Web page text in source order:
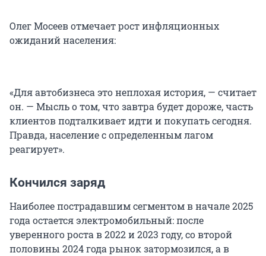
Олег Мосеев отмечает рост инфляционных
ожиданий населения:
«Для автобизнеса это неплохая история, — считает
он. — Мысль о том, что завтра будет дороже, часть
клиентов подталкивает идти и покупать сегодня.
Правда, население с определенным лагом
реагирует».
Кончился заряд
Наиболее пострадавшим сегментом в начале 2025
года остается электромобильный: после
уверенного роста в 2022 и 2023 году, со второй
половины 2024 года рынок затормозился, а в